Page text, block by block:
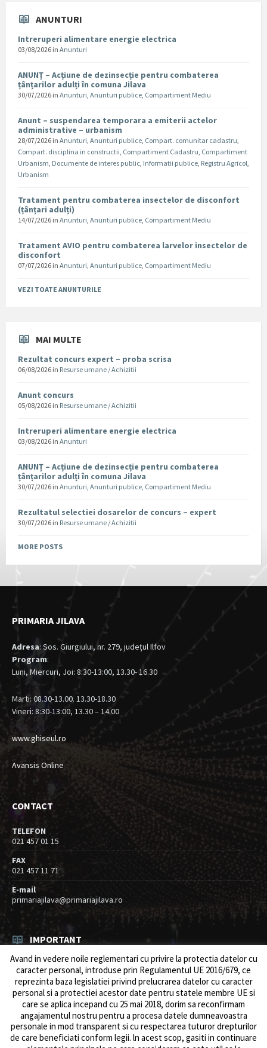
ANUNTURI
Intreruperi alimentare energie electrica
03/08/2026 in Anunturi
ANUNȚ – Acțiune de dezinsecție pentru combaterea
țânțarilor adulți în comuna Jilava
30/07/2026 in Anunturi, Anunturi publice, Compartiment Mediu
Anunt – suspendarea temporara a emiterii actelor
administrative – urbanism
28/07/2026 in Anunturi, Anunturi publice, Compart. comunitar cadastru,
Compart. disciplina in constructii, Compartiment Cadastru, Compartiment
Urbanism, Documente de interes public, Informatii publice, Registru Agricol,
Urbanism
Tratament pentru combaterea insectelor de disconfort
(țânțari adulți)
14/07/2026 in Anunturi, Anunturi publice, Compartiment Mediu
Tratament AVIO pentru combaterea larvelor insectelor de
disconfort
07/07/2026 in Anunturi, Anunturi publice, Compartiment Mediu
VEZI TOATE ANUNTURILE
MAI MULTE
Rezultat concurs expert – proba scrisa
06/08/2026 in Resurse umane / Achizitii
Anunt concurs
05/08/2026 in Resurse umane / Achizitii
Intreruperi alimentare energie electrica
03/08/2026 in Anunturi
ANUNȚ – Acțiune de dezinsecție pentru combaterea
țânțarilor adulți în comuna Jilava
30/07/2026 in Anunturi, Anunturi publice, Compartiment Mediu
Rezultatul selectiei dosarelor de concurs – expert
30/07/2026 in Resurse umane / Achizitii
MORE POSTS
PRIMARIA JILAVA
Adresa: Sos. Giurgiului, nr. 279, judeţul Ilfov
Program:
Luni, Miercuri, Joi: 8:30-13:00, 13.30- 16.30
Marti: 08.30-13.00. 13.30-18.30
Vineri: 8:30-13:00, 13.30 – 14.00
www.ghiseul.ro
Avansis Online
CONTACT
TELEFON
021 457 01 15
FAX
021 457 11 71
E-mail
primariajilava@primariajilava.ro
IMPORTANT
Rezultat concurs expert – proba scrisa
06/08/2026 inResurse umane / Achizitii
Anunt concurs
05/08/2026 Resurse umane / Achizitii
Avand in vedere noile reglementari cu privire la protectia datelor cu
caracter personal, introduse prin Regulamentul UE 2016/679, ce
reprezinta baza legislatiei privind prelucrarea datelor cu caracter
personal si a protectiei acestor date pentru statele membre UE si
care se aplica incepand cu 25 mai 2018, dorim sa reconfirmam
angajamentul nostru pentru a procesa datele dumneavoastra
personale in mod transparent si cu respectarea tuturor drepturilor
de care beneficiati conform legii. ln acest scop, gasiti in continuare